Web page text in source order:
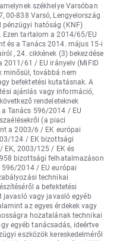
székhelye Varsóban
00-838 Varsó, Lengyelország
pénzügyi hatóság (KNF)
Ezen tartalom a 2014/65/EU
és a Tanács 2014. május 15-i
, 24. cikkének (3) bekezdése
2011/61 / EU irányelv (MiFID
minősül, továbbá nem
befektetési kutatásnak. A
ajánlás vagy információ,
rendeleteknek
Tanács 596/2014 / EU
(a piaci
a 2003/6 / EK európai
124 / EK bizottsági
EK, 2003/125 / EK és
bizottsági felhatalmazáson
2014 / EU európai
technikai
a befektetési
vagy javasló egyéb
az egyes érdekek vagy
hozatalának technikai
egyéb tanácsadás, ideértve
eszközök kereskedelméről